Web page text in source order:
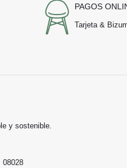
PAGOS
Tarjeta &
y sostenible.
08028